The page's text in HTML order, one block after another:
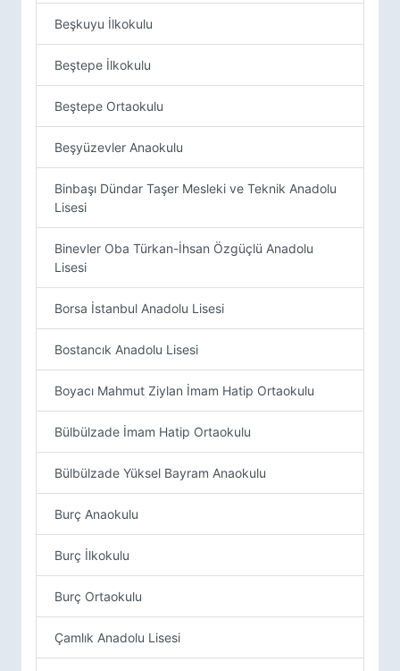
Beşkuyu İlkokulu
Beştepe İlkokulu
Beştepe Ortaokulu
Beşyüzevler Anaokulu
Binbaşı Dündar Taşer Mesleki ve Teknik Anadolu
Lisesi
Binevler Oba Türkan-İhsan Özgüçlü Anadolu
Lisesi
Borsa İstanbul Anadolu Lisesi
Bostancık Anadolu Lisesi
Boyacı Mahmut Ziylan İmam Hatip Ortaokulu
Bülbülzade İmam Hatip Ortaokulu
Bülbülzade Yüksel Bayram Anaokulu
Burç Anaokulu
Burç İlkokulu
Burç Ortaokulu
Çamlık Anadolu Lisesi